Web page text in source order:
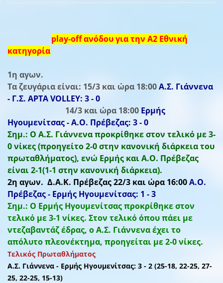
play-off ανόδου για την Α2 Εθνική
κατηγορία
1η αγων.
Τα ζευγάρια είναι: 15/3 και ώρα 18:00Α.Σ. Γιάννενα
- Γ.Σ. ΑΡΤΑ VOLLEY: 3 - 0
14/3 και ώρα 18:00 Ερμής
Ηγουμενίτσας - Α.Ο. Πρέβεζας: 3 - 0
Σημ.: Ο Α.Σ. Γιάννενα προκρίθηκε στον τελικό με 3-
0 νίκες (προηγείτο 2-0 στην κανονική διάρκεια του
πρωταθλήματος), ενώ Ερμής και Α.Ο. Πρέβεζας
είναι 2-1(1-1 στην κανονική διάρκεια).
2η αγων. Δ.Α.Κ. Πρέβεζας 22/3 και ώρα 16:00Α.Ο.
Πρέβεζας - Ερμής Ηγουμενίτσας: 1 - 3
Σημ.: Ο Ερμής Ηγουμενίτσας προκρίθηκε στον
τελικό με 3-1 νίκες. Στον τελικό όπου πάει με
ντεζαβαντάζ έδρας, ο Α.Σ. Γιάννενα έχει το
απόλυτο πλεονέκτημα, προηγείται με 2-0 νίκες.
Τελικός Πρωταθλήματος
Α.Σ. Γιάννενα - Ερμής Ηγουμενίτσας: 3 - 2 (25-18, 22-25, 27-
25, 22-25, 15-13)